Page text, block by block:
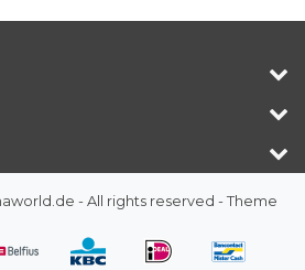
- All rights reserved - Theme